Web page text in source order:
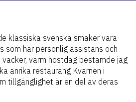
klassiska svenska smaker vara
som har personlig assistans och
varm höstdag bestämde jag
anrika restaurang Kvarnen i
tillgänglighet är en del av deras